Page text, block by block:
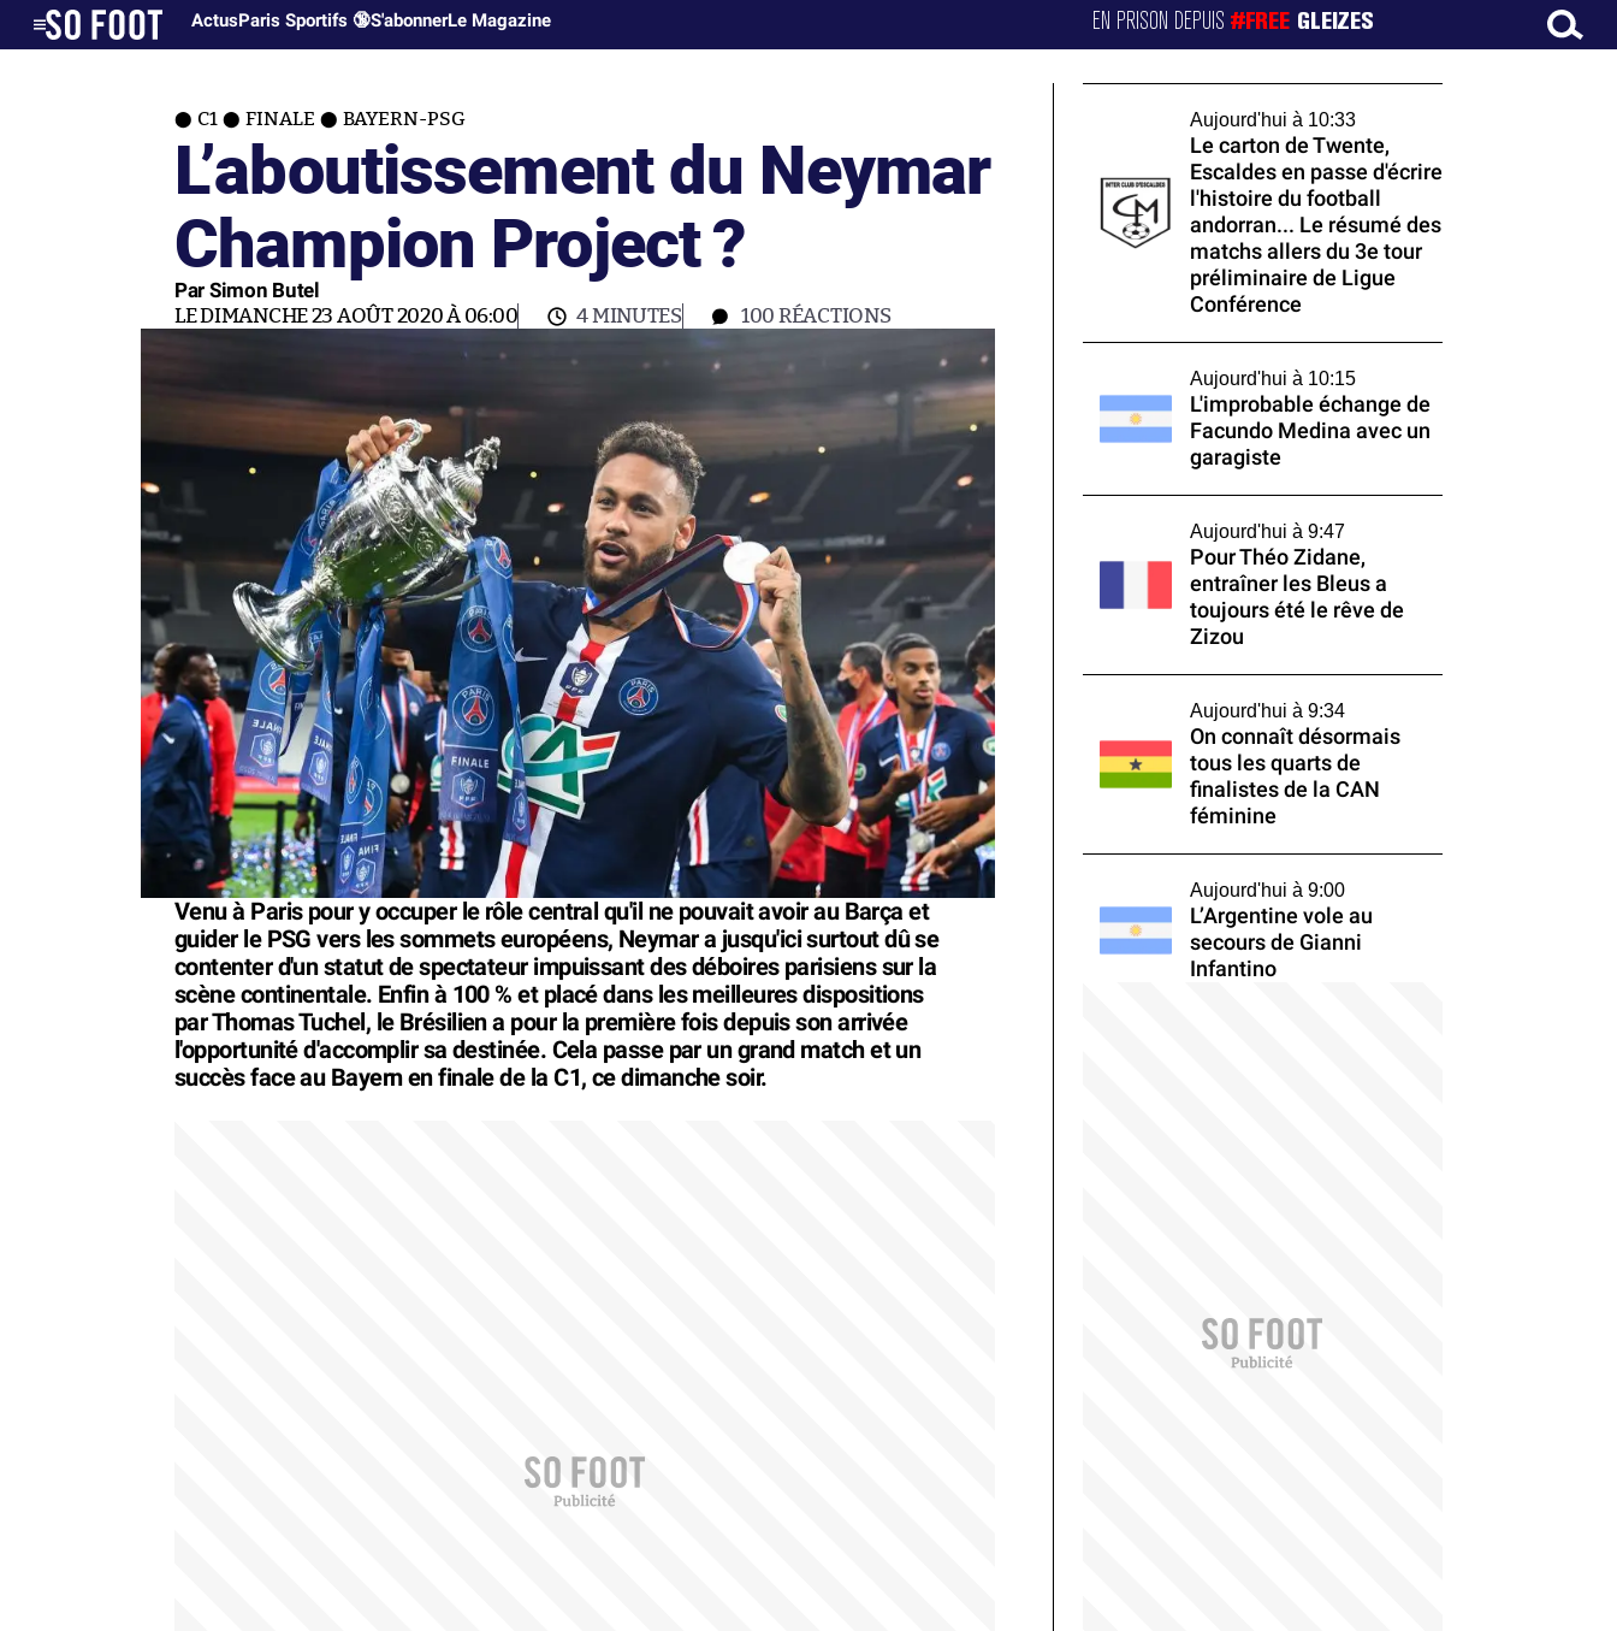
ActusParis Sportifs 🔞S'abonnerLe Magazine EN PRISON DEPUIS#FREE GLEIZES
C1 FINALE BAYERN-PSG
L’aboutissement du Neymar
Champion Project ?
Par Simon Butel
LE DIMANCHE 23 AOÛT 2020 À 06:00 4 MINUTES 100 RÉACTIONS
Venu à Paris pour y occuper le rôle central qu'il ne pouvait avoir au Barça et
guider le PSG vers les sommets européens, Neymar a jusqu'ici surtout dû se
contenter d'un statut de spectateur impuissant des déboires parisiens sur la
scène continentale. Enfin à 100 % et placé dans les meilleures dispositions
par Thomas Tuchel, le Brésilien a pour la première fois depuis son arrivée
l'opportunité d'accomplir sa destinée. Cela passe par un grand match et un
succès face au Bayern en finale de la C1, ce dimanche soir.
Aujourd'hui à 10:33
Le carton de Twente,
Escaldes en passe d'écrire
l'histoire du football
andorran... Le résumé des
matchs allers du 3e tour
préliminaire de Ligue
Conférence
Aujourd'hui à 10:15
L'improbable échange de
Facundo Medina avec un
garagiste
Aujourd'hui à 9:47
Pour Théo Zidane,
entraîner les Bleus a
toujours été le rêve de
Zizou
Aujourd'hui à 9:34
On connaît désormais
tous les quarts de
finalistes de la CAN
féminine
Aujourd'hui à 9:00
L’Argentine vole au
secours de Gianni
Infantino